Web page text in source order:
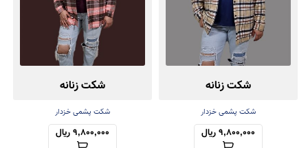
شکت زنانه
شکت پشمی خزدار
9,800,000 ریال
شکت زنانه
شکت پشمی خزدار
9,800,000 ریال